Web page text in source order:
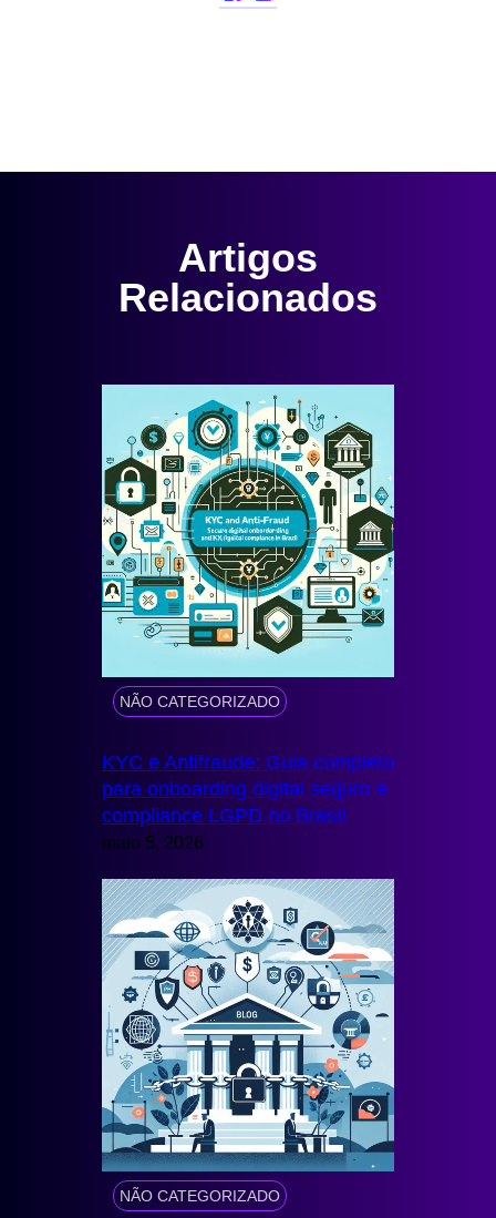
Artigos
Relacionados
NÃO CATEGORIZADO
KYC e Antifraude: Guia completo
para onboarding digital seguro e
compliance LGPD no Brasil
maio 5, 2026
NÃO CATEGORIZADO